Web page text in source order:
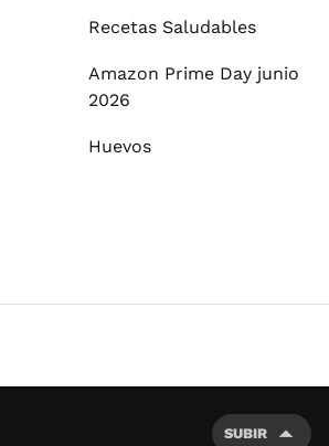
Recetas Saludables
Amazon Prime Day junio
2026
Huevos
SUBIR